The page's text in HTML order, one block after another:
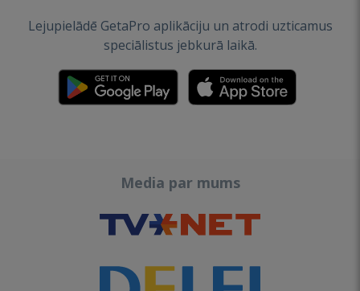
Lejupielādē GetaPro aplikāciju un atrodi uzticamus
speciālistus jebkurā laikā.
Media par mums